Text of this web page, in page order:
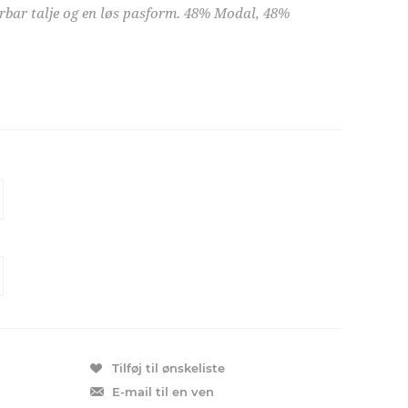
talje og en løs pasform. 48% Modal, 48%